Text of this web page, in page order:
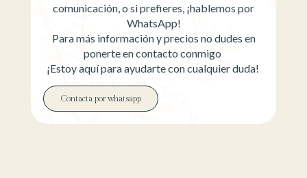
comunicación, o si prefieres, ¡hablemos por
WhatsApp!
Para más información y precios no dudes en
ponerte en contacto conmigo
¡Estoy aquí para ayudarte con cualquier duda!
Contacta por whatsapp